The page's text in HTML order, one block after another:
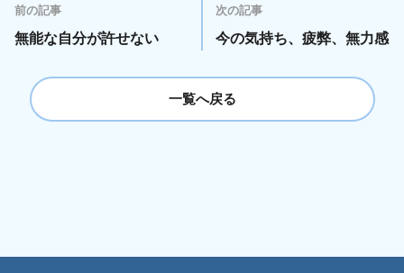
前の記事
無能な自分が許せない
次の記事
今の気持ち、疲弊、無力感
一覧へ戻る